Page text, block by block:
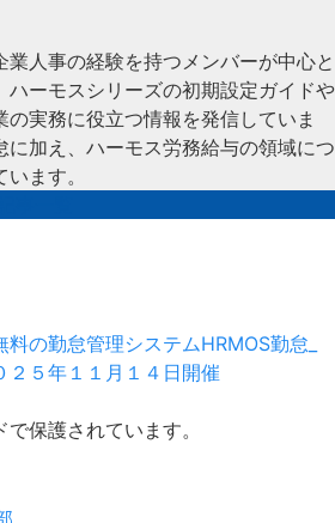
人事の経験を持つメンバーが中心と
ハーモスシリーズの初期設定ガイドや
実務に役立つ情報を発信していま
に加え、ハーモス労務給与の領域につ
ます。
料の勤怠管理システムHRMOS勤怠_
２５年１１月１４日開催
保護されています。